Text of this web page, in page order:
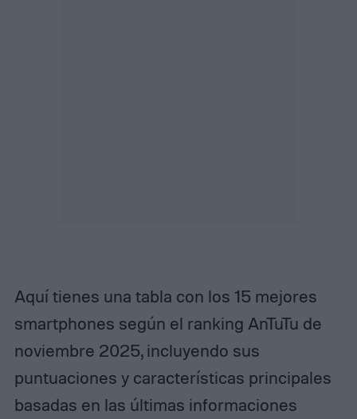
Aquí tienes una tabla con los 15 mejores
smartphones según el ranking AnTuTu de
noviembre 2025, incluyendo sus
puntuaciones y características principales
basadas en las últimas informaciones